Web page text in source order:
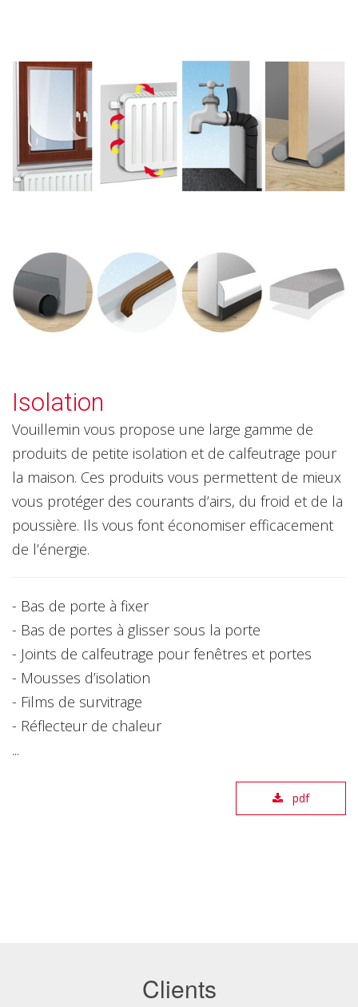
Isolation
Vouillemin vous propose une large gamme de
produits de petite isolation et de calfeutrage pour
la maison. Ces produits vous permettent de mieux
vous protéger des courants d’airs, du froid et de la
poussière. Ils vous font économiser efficacement
de l’énergie.
- Bas de porte à fixer
- Bas de portes à glisser sous la porte
- Joints de calfeutrage pour fenêtres et portes
- Mousses d’isolation
- Films de survitrage
- Réflecteur de chaleur
...
pdf
Clients